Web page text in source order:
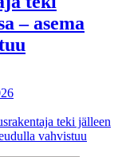
– asema
teki jälleen
vahvistuu